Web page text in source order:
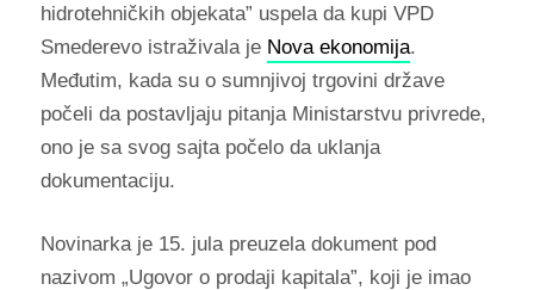
hidrotehničkih objekata” uspela da kupi VPD
Smederevo istraživala je Nova ekonomija.
Međutim, kada su o sumnjivoj trgovini države
počeli da postavljaju pitanja Ministarstvu privrede,
ono je sa svog sajta počelo da uklanja
dokumentaciju.
Novinarka je 15. jula preuzela dokument pod
nazivom „Ugovor o prodaji kapitala”, koji je imao